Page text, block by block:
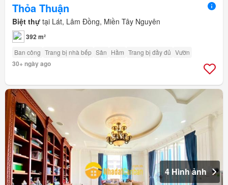
Thỏa Thuận
Biệt thự tại Lát, Lâm Đồng, Miền Tây Nguyên
392 m²
Ban công Trang bị nhà bếp Sân Hầm Trang bị đầy đủ Vườn
30+ ngày ago
4 Hình ảnh